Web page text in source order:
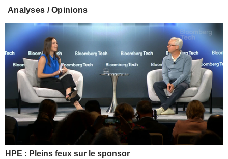
Analyses / Opinions
HPE : Pleins feux sur le sponsor